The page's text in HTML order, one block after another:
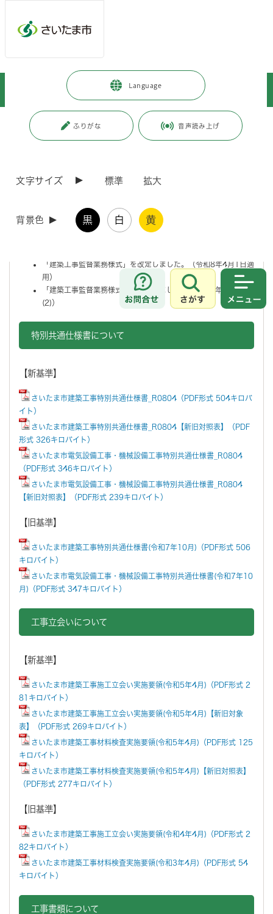
Language
ふりがな 音声読み上げ
文字サイズ 標準 拡大
背景色 黒 白 黄
お問合せ
さがす
事業者向けの情報 > まちづくり・交通・建設
公共建築工事関係
更新日付：2026年4月10日 / ページ番号：C073018
工事管理に関する要領・仕様書・様式等を掲載しています。
「さいたま市建築工事特別共通仕様書」を改定しました。（令和
8年4月1日適用）
「建築工事監督業務様式」を改定しました。（令和8年4月1日適
用）
「建築工事監督業務様式」を改定しました。（令和8年4月適用
(2)）
特別共通仕様書について
【新基準】
さいたま市建築工事特別共通仕様書_R0804（PDF形式 504キロバ
イト）
さいたま市建築工事特別共通仕様書_R0804【新旧対照表】（PDF
形式 326キロバイト）
さいたま市電気設備工事・機械設備工事特別共通仕様書_R0804
（PDF形式 346キロバイト）
さいたま市電気設備工事・機械設備工事特別共通仕様書_R0804
【新旧対照表】（PDF形式 239キロバイト）
【旧基準】
さいたま市建築工事特別共通仕様書(令和7年10月)（PDF形式 506
キロバイト）
さいたま市電気設備工事・機械設備工事特別共通仕様書(令和7年10
月)（PDF形式 347キロバイト）
工事立会いについて
【新基準】
さいたま市建築工事施工立会い実施要領(令和5年4月)（PDF形式 2
81キロバイト）
さいたま市建築工事施工立会い実施要領(令和5年4月)【新旧対象
表】（PDF形式 269キロバイト）
さいたま市建築工事材料検査実施要領(令和5年4月)（PDF形式 125
キロバイト）
さいたま市建築工事材料検査実施要領(令和5年4月)【新旧対照表】
（PDF形式 277キロバイト）
【旧基準】
さいたま市建築工事施工立会い実施要領(令和4年4月)（PDF形式 2
82キロバイト）
さいたま市建築工事材料検査実施要領(令和3年4月)（PDF形式 54
キロバイト）
工事書類について